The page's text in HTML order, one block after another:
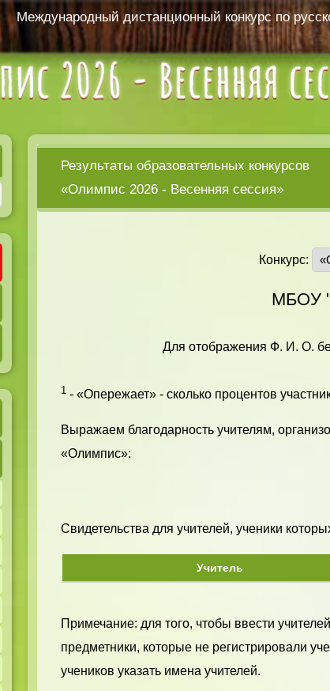
Международный дистанционный конкурс по
Результаты образовательных конкурсов
«Олимпис 2026 - Весенняя сессия»
Конкурс:
МБОУ
Для отображения Ф. И. О.
1 - «Опережает» - сколько процентов
Выражаем благодарность учителям,
«Олимпис»:
Свидетельства для учителей, ученики
Учитель
Примечание: для того, чтобы ввести
предметники, которые не регистрировали
учеников указать имена учителей.